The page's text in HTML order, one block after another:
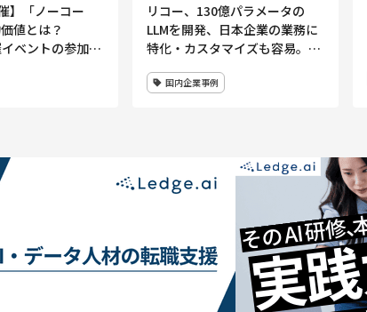
】「ノーコー
値とは？
ベントの参加申
リコー、130億パラメータの
LLMを開発、日本企業の業務に
特化・カスタマイズも容易。AI
ューアル
国内企業事例